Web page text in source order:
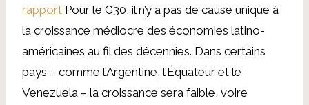
rapport Pour le G30, il n’y a pas de cause unique à
la croissance médiocre des économies latino-
américaines au fil des décennies. Dans certains
pays – comme l’Argentine, l’Équateur et le
Venezuela – la croissance sera faible, voire